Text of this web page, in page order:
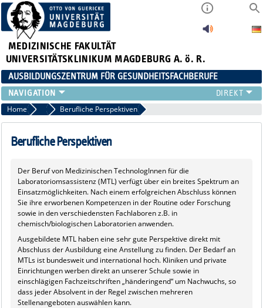
MEDIZINISCHE FAKULTÄT
UNIVERSITÄTSKLINIKUM MAGDEBURG A. ö. R.
AUSBILDUNGSZENTRUM FÜR GESUNDHEITSFACHBERUFE
AUSBILDUNG
FORT- UND WEITERBILDUNGEN
DUALES STUDIUM HEBAMMENWISSENSCHAFT
AZG INTERN
Home Klappbox MT-L
Berufliche Perspektiven
Berufliche Perspektiven
Der Beruf von Medizinischen TechnologInnen für die
Laboratoriomsassistenz (MTL) verfügt über ein breites Spektrum an
Einsatzmöglichkeiten. Nach einem erfolgreichen Abschluss können
Sie ihre erworbenen Kompetenzen in der Routine oder Forschung
sowie in den verschiedensten Fachlaboren z.B. in
chemisch/biologischen Laboratorien anwenden.
Ausgebildete MTL haben eine sehr gute Perspektive direkt mit
Abschluss der Ausbildung eine Anstellung zu finden. Der Bedarf an
MTLs ist bundesweit und international hoch. Kliniken und private
Einrichtungen werben direkt an unserer Schule sowie in
einschlägigen Fachzeitschriften „händeringend“ um Nachwuchs, so
dass jeder Absolvent in der Regel zwischen mehreren
Stellenangeboten auswählen kann.